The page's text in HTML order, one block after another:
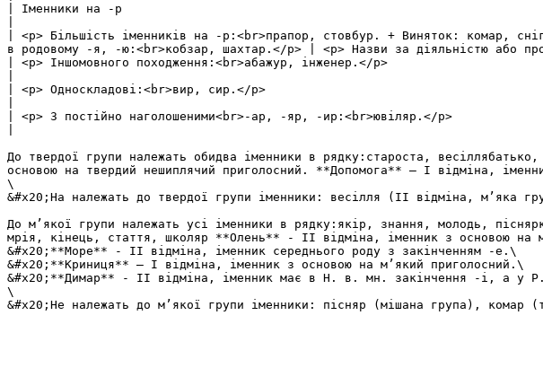
| Іменники на -р
| <p> Більшість іменників на -р:<br>прапор, стовбур. + Виняток:
в родовому -я, -ю:<br>кобзар, шахтар.</p> | <p> Назви за діяльністю або
| <p> Іншомовного походження:<br>абажур, інженер.</p>
| <p> Односкладові:<br>вир, сир.</p>
| <p> З постійно наголошеними<br>-ар, -яр, -ир:<br>ювіляр.</
До твердої групи належать обидва іменники в рядку:староста,
основою на твердий нешиплячий приголосний. **Допомога** – I відміна,
\
&#x20;На належать до твердої групи іменники: весілля (II відміна,
До м’якої групи належать усі іменники в рядку:якір, знання, молодь,
мрія, кінець, стаття, школяр **Олень** - II відміна, іменник з основою на
&#x20;**Море** - II відміна, іменник середнього роду з закінченням -е.\
&#x20;**Криниця** – I відміна, іменник з основою на м’який приголосний.\
&#x20;**Димар** - II відміна, іменник має в Н. в. мн. закінчення -і, а у
\